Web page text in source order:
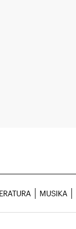
MUSIKA